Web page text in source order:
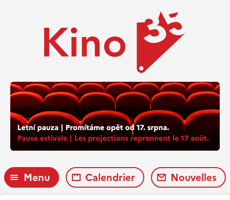
Menu Calendrier Nouvelles